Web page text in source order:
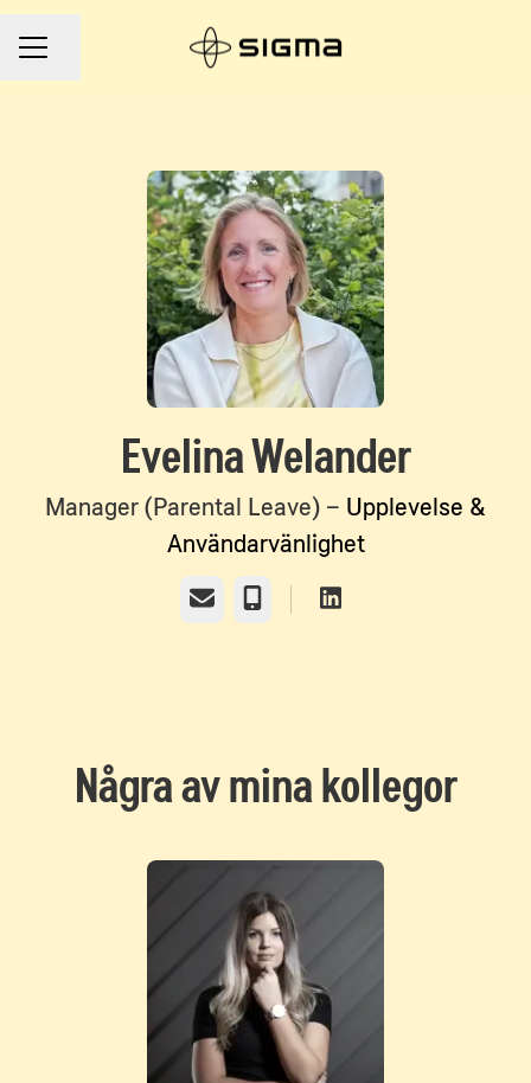
Karriärmeny
Dela sidan
Evelina Welander
Manager (Parental Leave) – Upplevelse &
Användarvänlighet
E-post Telefon
Några av mina kollegor